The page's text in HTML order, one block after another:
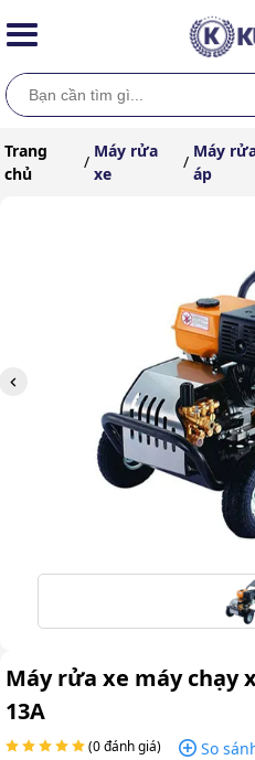
Trang
chủ
/
Máy rửa
xe
/
Máy
áp
Máy rửa xe máy chạy
13A
(0 đánh giá) So